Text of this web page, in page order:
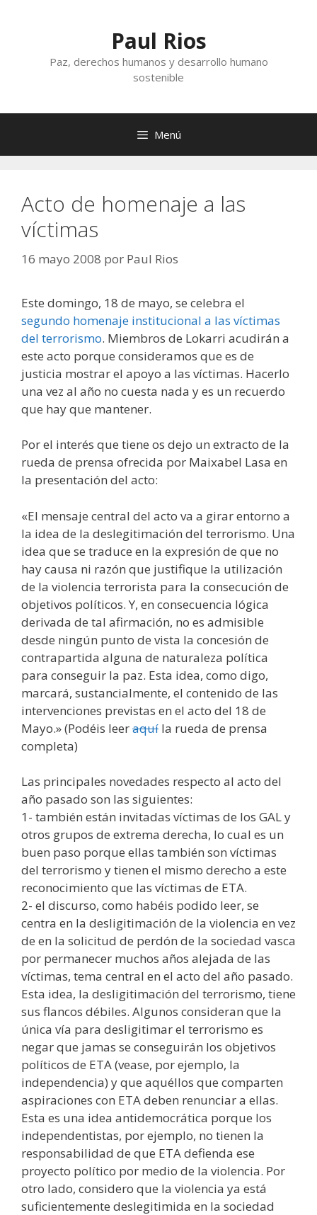
Paul Rios
Paz, derechos humanos y desarrollo humano
sostenible
Menú
Acto de homenaje a las
víctimas
16 mayo 2008 por Paul Rios
Este domingo, 18 de mayo, se celebra el
segundo homenaje institucional a las víctimas
del terrorismo. Miembros de Lokarri acudirán a
este acto porque consideramos que es de
justicia mostrar el apoyo a las víctimas. Hacerlo
una vez al año no cuesta nada y es un recuerdo
que hay que mantener.
Por el interés que tiene os dejo un extracto de la
rueda de prensa ofrecida por Maixabel Lasa en
la presentación del acto:
«El mensaje central del acto va a girar entorno a
la idea de la deslegitimación del terrorismo. Una
idea que se traduce en la expresión de que no
hay causa ni razón que justifique la utilización
de la violencia terrorista para la consecución de
objetivos políticos. Y, en consecuencia lógica
derivada de tal afirmación, no es admisible
desde ningún punto de vista la concesión de
contrapartida alguna de naturaleza política
para conseguir la paz. Esta idea, como digo,
marcará, sustancialmente, el contenido de las
intervenciones previstas en el acto del 18 de
Mayo.» (Podéis leeraquí la rueda de prensa
completa)
Las principales novedades respecto al acto del
año pasado son las siguientes:
1- también están invitadas víctimas de los GAL y
otros grupos de extrema derecha, lo cual es un
buen paso porque ellas también son víctimas
del terrorismo y tienen el mismo derecho a este
reconocimiento que las víctimas de ETA.
2- el discurso, como habéis podido leer, se
centra en la desligitimación de la violencia en vez
de en la solicitud de perdón de la sociedad vasca
por permanecer muchos años alejada de las
víctimas, tema central en el acto del año pasado.
Esta idea, la desligitimación del terrorismo, tiene
sus flancos débiles. Algunos consideran que la
única vía para desligitimar el terrorismo es
negar que jamas se conseguirán los objetivos
políticos de ETA (vease, por ejemplo, la
independencia) y que aquéllos que comparten
aspiraciones con ETA deben renunciar a ellas.
Esta es una idea antidemocrática porque los
independentistas, por ejemplo, no tienen la
responsabilidad de que ETA defienda ese
proyecto político por medio de la violencia. Por
otro lado, considero que la violencia ya está
suficientemente deslegitimida en la sociedad